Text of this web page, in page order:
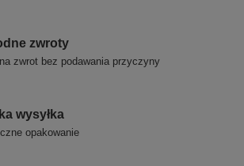
zwroty
zwrot bez podawania przyczyny
wysyłka
opakowanie